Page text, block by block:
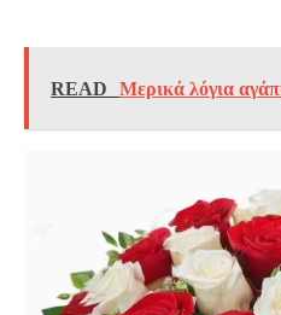
READ Μερικά λόγια